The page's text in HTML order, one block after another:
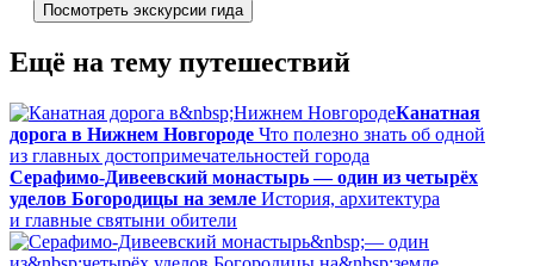
Посмотреть экскурсии гида
Ещё на тему путешествий
Канатная
дорога в Нижнем Новгороде Что полезно знать об одной
из главных до­сто­при­ме­ча­тель­но­стей города
Серафимо‑Дивеевский монастырь — один из четырёх
уделов Богородицы на земле История, архитектура
и главные святыни обители